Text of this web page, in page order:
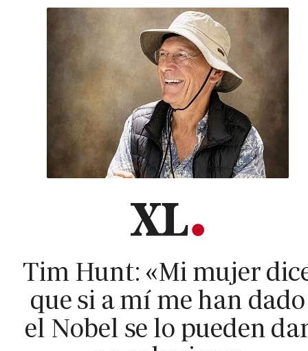
Tim Hunt: «Mi mujer
que si a mí me han dado
el Nobel se lo pueden